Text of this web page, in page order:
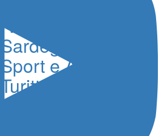
Rally Italia
Sardegna, ACI
Sport e Antonio
Turitto si
separano di